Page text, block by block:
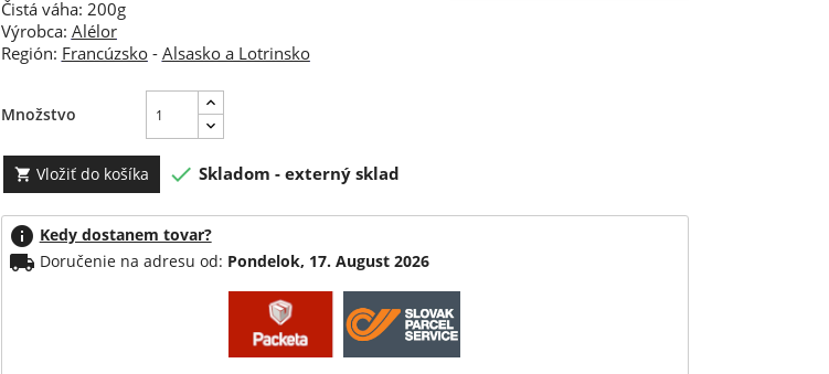
Čistá váha: 200g
Výrobca: Alélor
Región: Francúzsko- Alsasko a Lotrinsko
Množstvo
 Vložiť do košíka  Skladom - externý sklad
info Kedy dostanem tovar?
local_shipping Doručenie na adresu od: Pondelok, 17. August 2026